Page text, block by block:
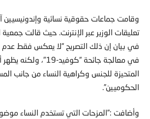
وقامت جماعات حقوقية نسائية وإندونيسيين
تعليقات الوزير عبر الإنترنت. حيث قالت جمعية
في بيان إن ذلك التصريح “لا يعكس فقط
في معالجة جائحة “كوفيد-
المتحيزة للجنس وكراهية النساء من جانب
الحكوميين”.
وأضافت :”المزحات التي تستخدم النساء